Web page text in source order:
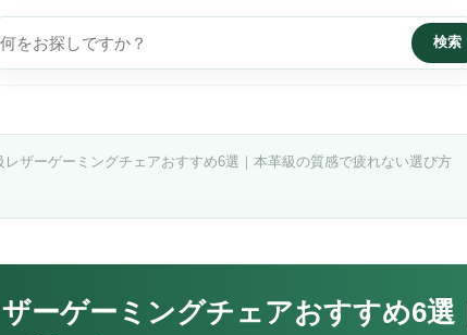
検索
レザーゲーミングチェアおすすめ6選｜本革級の質感で疲れない選び方
ーゲーミングチェアおすすめ6選｜